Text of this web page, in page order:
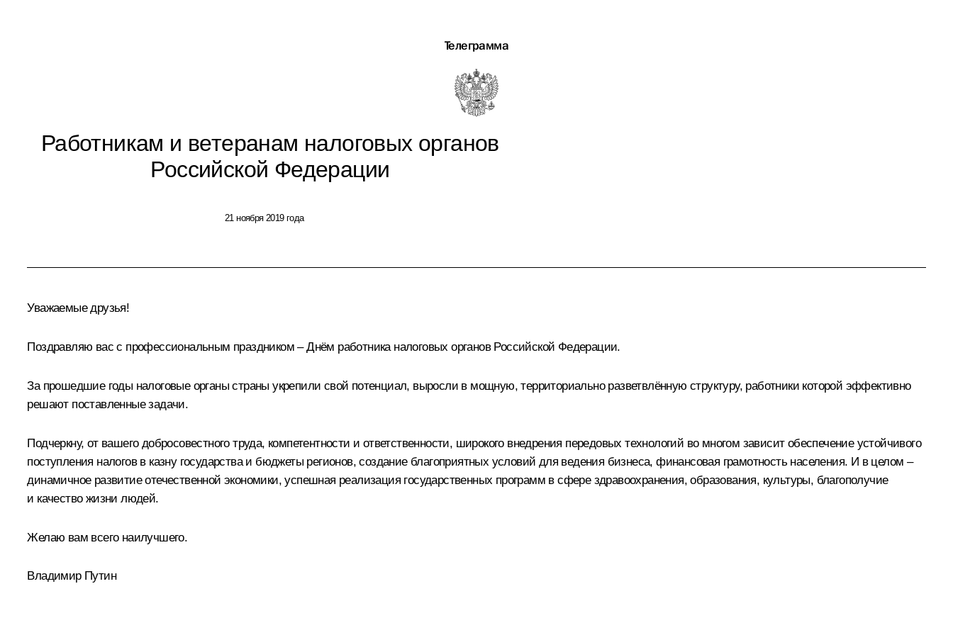
Телеграмма
Работникам и ветеранам налоговых органов
Российской Федерации
21 ноября 2019 года
Уважаемые друзья!
Поздравляю вас с профессиональным праздником – Днём работника налоговых органов Российской Федерации.
За прошедшие годы налоговые органы страны укрепили свой потенциал, выросли в мощную, территориально разветвлённую структуру, работники которой эффективно
решают поставленные задачи.
Подчеркну, от вашего добросовестного труда, компетентности и ответственности, широкого внедрения передовых технологий во многом зависит обеспечение устойчивого
поступления налогов в казну государства и бюджеты регионов, создание благоприятных условий для ведения бизнеса, финансовая грамотность населения. И в целом –
динамичное развитие отечественной экономики, успешная реализация государственных программ в сфере здравоохранения, образования, культуры, благополучие
и качество жизни людей.
Желаю вам всего наилучшего.
Владимир Путин